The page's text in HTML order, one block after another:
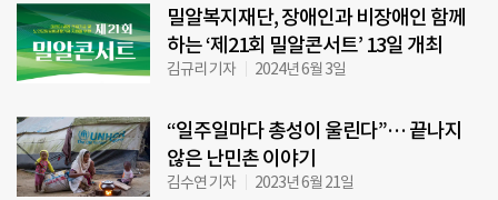
밀알복지재단, 장애인과 비장애인 함께
하는 ‘제21회 밀알콘서트’ 13일 개최
김규리 기자 2024년 6월 3일
“일주일마다 총성이 울린다”… 끝나지
않은 난민촌 이야기
김수연 기자 2023년 6월 21일